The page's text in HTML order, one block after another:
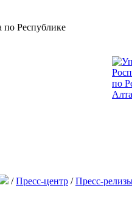
/Пресс-центр /Пресс-